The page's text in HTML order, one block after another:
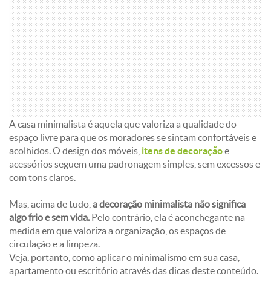
A casa minimalista é aquela que valoriza a qualidade do
espaço livre para que os moradores se sintam confortáveis e
acolhidos. O design dos móveis, itens de decoraçãoe
acessórios seguem uma padronagem simples, sem excessos e
com tons claros.
Mas, acima de tudo, a decoração minimalista não significa
algo frio e sem vida.Pelo contrário, ela é aconchegante na
medida em que valoriza a organização, os espaços de
circulação e a limpeza.
Veja, portanto, como aplicar o minimalismo em sua casa,
apartamento ou escritório através das dicas deste conteúdo.